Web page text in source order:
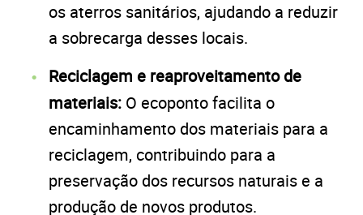
os aterros sanitários, ajudando a reduzir
a sobrecarga desses locais.
Reciclagem e reaproveitamento de
materiais: O ecoponto facilita o
encaminhamento dos materiais para a
reciclagem, contribuindo para a
preservação dos recursos naturais e a
produção de novos produtos.